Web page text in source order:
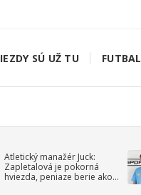
SÚ UŽ TU FUTBAL
Atletický manažér Juck:
Zapletalová je pokorná
hviezda, peniaze berie ako